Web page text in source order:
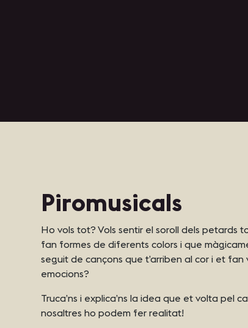
Piromusicals
Ho vols tot? Vols sentir el soroll dels petards
fan formes de diferents colors i que
seguit de cançons que t’arriben al cor i et
emocions?
Truca’ns i explica’ns la idea que et volta pel
nosaltres ho podem fer realitat!